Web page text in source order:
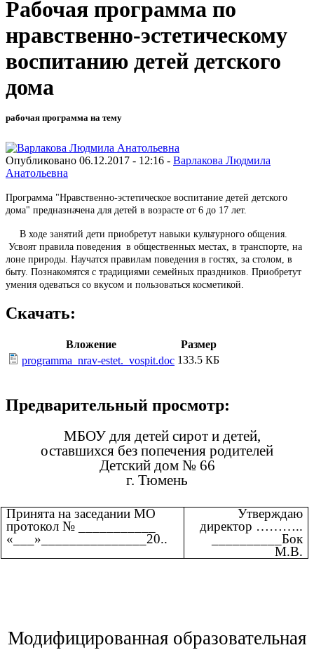
Рабочая программа по
нравственно-эстетическому
воспитанию детей детского
дома
рабочая программа на тему
Опубликовано 06.12.2017 - 12:16 - Варлакова Людмила
Анатольевна
Программа "Нравственно-эстетическое воспитание детей детского
дома" предназначена для детей в возрасте от 6 до 17 лет.
В ходе занятий дети приобретут навыки культурного общения.
Усвоят правила поведения в общественных местах, в транспорте, на
лоне природы. Научатся правилам поведения в гостях, за столом, в
быту. Познакомятся с традициями семейных праздников. Приобретут
умения одеваться со вкусом и пользоваться косметикой.
Скачать:
Вложение
Размер
programma_nrav-estet._vospit.doc 133.5 КБ
Предварительный просмотр:
МБОУ для детей сирот и детей,
оставшихся без попечения родителей
Детский дом № 66
г. Тюмень
Принята на заседании МО
протокол № ___________
«___»_______________20..
Утверждаю
директор ………..
__________Бок
М.В.
Модифицированная образовательная